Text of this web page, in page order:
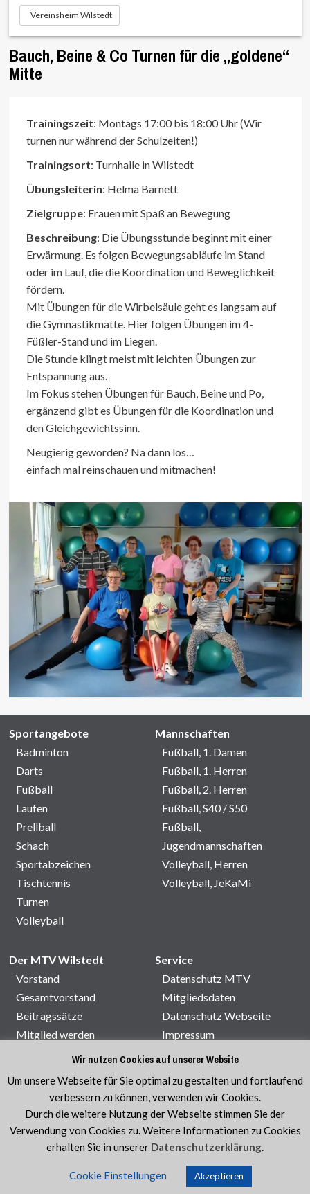
Bauch, Beine & Co Turnen für die „goldene“
Mitte
Trainingszeit: Montags 17:00 bis 18:00 Uhr (Wir
turnen nur während der Schulzeiten!)
Trainingsort: Turnhalle in Wilstedt
Übungsleiterin: Helma Barnett
Zielgruppe: Frauen mit Spaß an Bewegung
Beschreibung: Die Übungsstunde beginnt mit einer
Erwärmung. Es folgen Bewegungsabläufe im Stand
oder im Lauf, die die Koordination und Beweglichkeit
fördern.
Mit Übungen für die Wirbelsäule geht es langsam auf
die Gymnastikmatte. Hier folgen Übungen im 4-
Füßler-Stand und im Liegen.
Die Stunde klingt meist mit leichten Übungen zur
Entspannung aus.
Im Fokus stehen Übungen für Bauch, Beine und Po,
ergänzend gibt es Übungen für die Koordination und
den Gleichgewichtssinn.
Neugierig geworden? Na dann los…
einfach mal reinschauen und mitmachen!
Vereinsheim Wilstedt
Sportangebote
Badminton
Darts
Fußball
Laufen
Prellball
Schach
Sportabzeichen
Tischtennis
Turnen
Volleyball
Mannschaften
Fußball, 1. Damen
Fußball, 1. Herren
Fußball, 2. Herren
Fußball, S40 / S50
Fußball,
Jugendmannschaften
Volleyball, Herren
Volleyball, JeKaMi
Der MTV Wilstedt
Vorstand
Gesamtvorstand
Beitragssätze
Mitglied werden
Service
Datenschutz MTV
Mitgliedsdaten
Datenschutz Webseite
Impressum
Kontakt
schönsten!
Wir nutzen Cookies auf unserer Website
Um unsere Webseite für Sie optimal zu gestalten und fortlaufend
verbessern zu können, verwenden wir Cookies.
Durch die weitere Nutzung der Webseite stimmen Sie der
Verwendung von Cookies zu. Weitere Informationen zu Cookies
erhalten Sie in unserer Datenschutzerklärung.
Cookie Einstellungen Akzeptieren